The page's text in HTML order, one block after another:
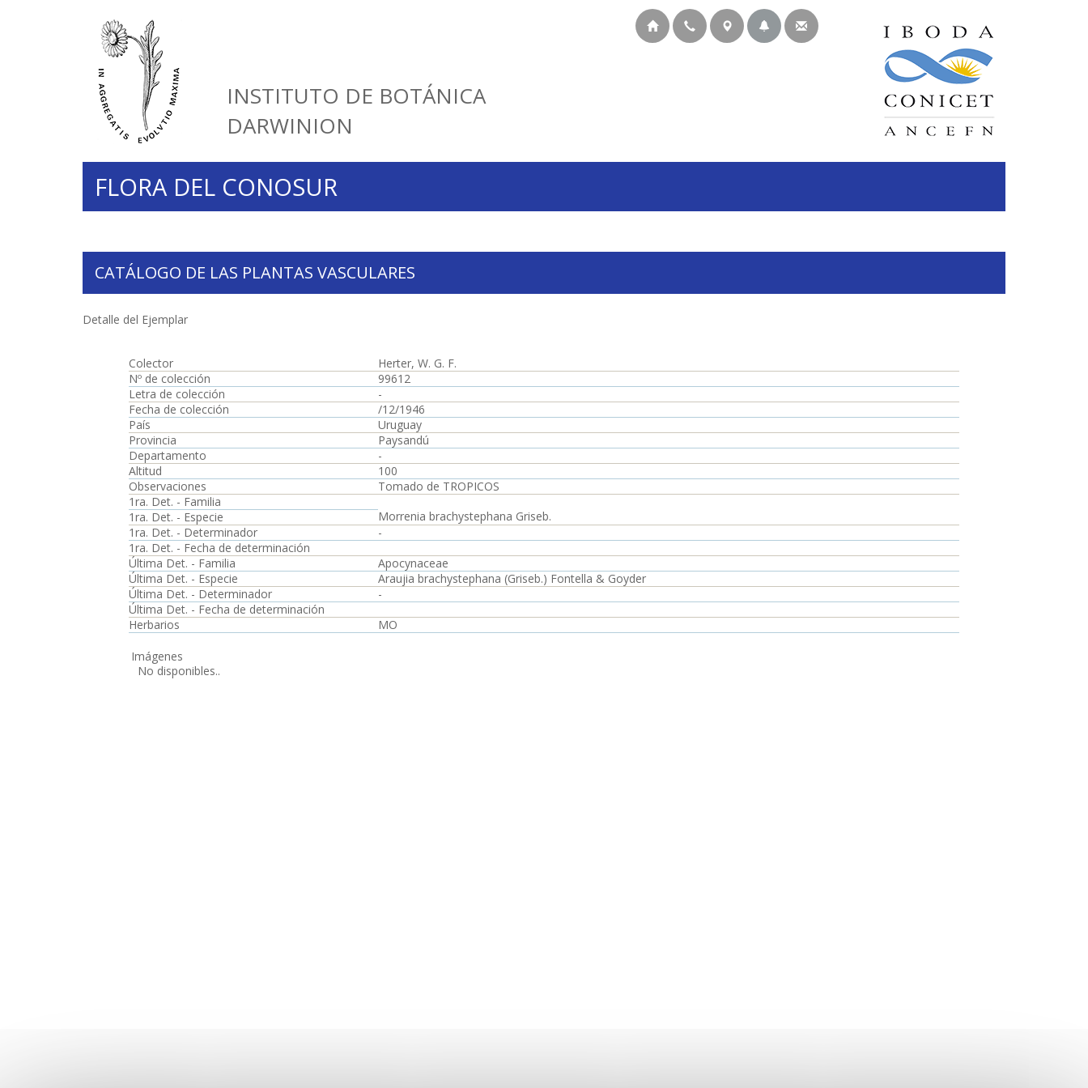
INSTITUTO DE BOTÁNICA
DARWINION
FLORA DEL CONOSUR
CATÁLOGO DE LAS PLANTAS VASCULARES
Detalle del Ejemplar
Colector
Herter, W. G. F.
Nº de colección
99612
Letra de colección
-
Fecha de colección
/12/1946
País
Uruguay
Provincia
Paysandú
Departamento
-
Altitud
100
Observaciones
Tomado de TROPICOS
1ra. Det. - Familia
1ra. Det. - Especie
Morrenia brachystephana Griseb.
1ra. Det. - Determinador
-
1ra. Det. - Fecha de determinación
Última Det. - Familia
Apocynaceae
Última Det. - Especie
Araujia brachystephana (Griseb.) Fontella & Goyder
Última Det. - Determinador
-
Última Det. - Fecha de determinación
Herbarios
MO
Imágenes
No disponibles..